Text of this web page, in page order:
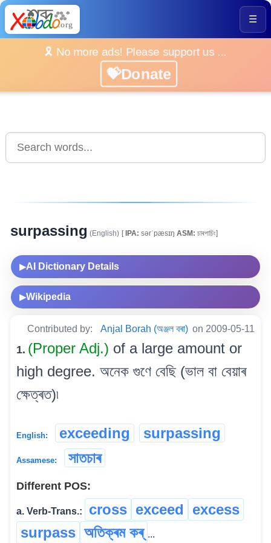
☰
🎗️ No more ads! Please support us ...
💝Donate
surpassing (English) [IPA: sərˈpæsɪŋ ASM: চাৰপাচিং]
▶AI Dictionary Details
▶Wikipedia
Contributed by: Anjal Borah (অঞ্জল বৰা) on 2009-05-11
1. (Proper Adj.) of a large amount or
high degree. অনেক গুণে বেছি (ভাল বা বেয়াৰ
ক্ষেত্ৰত)৷
English: exceeding surpassing
Assamese: সাতচাৰ
Different POS:
a. Verb-Trans.: cross exceed
excess
surpass অতিক্ৰম কৰ্ ...